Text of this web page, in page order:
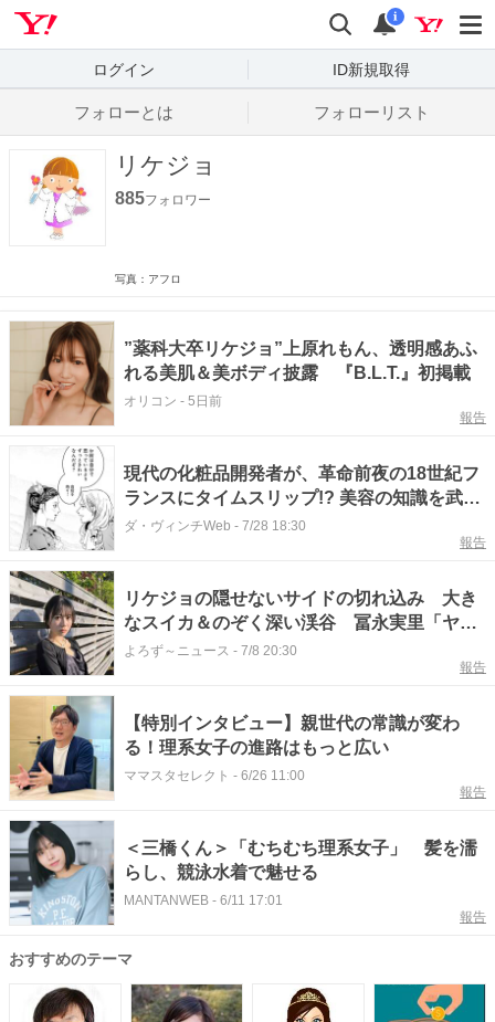
検索
通知
i
ログイン ID新規取得
フォローとは フォローリスト
リケジョ
885フォロワー
写真：アフロ
”薬科大卒リケジョ”上原れもん、透明感あふ
れる美肌＆美ボディ披露 『B.L.T.』初掲載
オリコン - 5日前
報告
現代の化粧品開発者が、革命前夜の18世紀フ
ランスにタイムスリップ!? 美容の知識を武器
にヴェルサイユ宮廷で活躍する理系女子の歴
ダ・ヴィンチWeb - 7/28 18:30
報告
リケジョの隠せないサイドの切れ込み 大き
なスイカ＆のぞく深い渓谷 冨永実里「ヤン
マガ」登場
よろず～ニュース - 7/8 20:30
報告
【特別インタビュー】親世代の常識が変わ
る！理系女子の進路はもっと広い
ママスタセレクト - 6/26 11:00
報告
＜三橋くん＞「むちむち理系女子」 髪を濡
らし、競泳水着で魅せる
MANTANWEB - 6/11 17:01
報告
おすすめのテーマ